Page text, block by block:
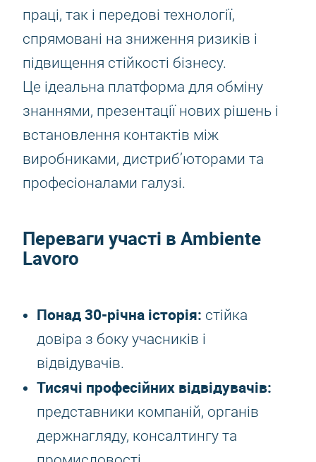
праці, так і передові технології,
спрямовані на зниження ризиків і
підвищення стійкості бізнесу.
Це ідеальна платформа для обміну
знаннями, презентації нових рішень і
встановлення контактів між
виробниками, дистриб’юторами та
професіоналами галузі.
Переваги участі в Ambiente
Lavoro
Понад 30-річна історія: стійка
довіра з боку учасників і
відвідувачів.
Тисячі професійних відвідувачів:
представники компаній, органів
держнагляду, консалтингу та